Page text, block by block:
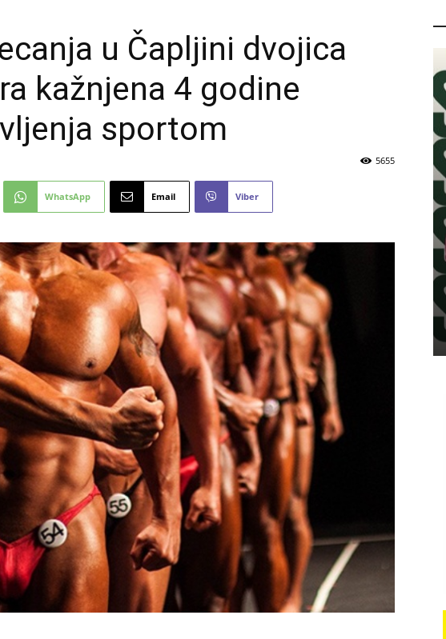
u Čapljini dvojica
kažnjena 4 godine
sportom
5655
WhatsApp Email Viber